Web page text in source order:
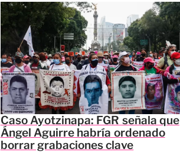
Caso Ayotzinapa: FGR señala que
Ángel Aguirre habría ordenado
borrar grabaciones clave